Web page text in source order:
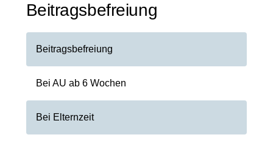
Beitragsbefreiung
Beitragsbefreiung
Bei AU ab 6 Wochen
Bei Elternzeit